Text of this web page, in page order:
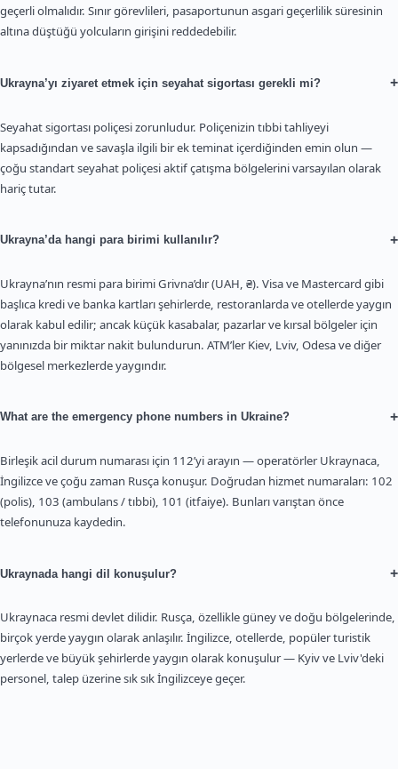
geçerli olmalıdır. Sınır görevlileri, pasaportunun asgari geçerlilik süresinin
altına düştüğü yolcuların girişini reddedebilir.
Ukrayna’yı ziyaret etmek için seyahat sigortası gerekli mi? +
Seyahat sigortası poliçesi zorunludur. Poliçenizin tıbbi tahliyeyi
kapsadığından ve savaşla ilgili bir ek teminat içerdiğinden emin olun —
çoğu standart seyahat poliçesi aktif çatışma bölgelerini varsayılan olarak
hariç tutar.
Ukrayna’da hangi para birimi kullanılır? +
Ukrayna’nın resmi para birimi Grivna’dır (UAH, ₴). Visa ve Mastercard gibi
başlıca kredi ve banka kartları şehirlerde, restoranlarda ve otellerde yaygın
olarak kabul edilir; ancak küçük kasabalar, pazarlar ve kırsal bölgeler için
yanınızda bir miktar nakit bulundurun. ATM’ler Kiev, Lviv, Odesa ve diğer
bölgesel merkezlerde yaygındır.
What are the emergency phone numbers in Ukraine? +
Birleşik acil durum numarası için 112’yi arayın — operatörler Ukraynaca,
İngilizce ve çoğu zaman Rusça konuşur. Doğrudan hizmet numaraları: 102
(polis), 103 (ambulans / tıbbi), 101 (itfaiye). Bunları varıştan önce
telefonunuza kaydedin.
Ukraynada hangi dil konuşulur? +
Ukraynaca resmi devlet dilidir. Rusça, özellikle güney ve doğu bölgelerinde,
birçok yerde yaygın olarak anlaşılır. İngilizce, otellerde, popüler turistik
yerlerde ve büyük şehirlerde yaygın olarak konuşulur — Kyiv ve Lviv'deki
personel, talep üzerine sık sık İngilizceye geçer.